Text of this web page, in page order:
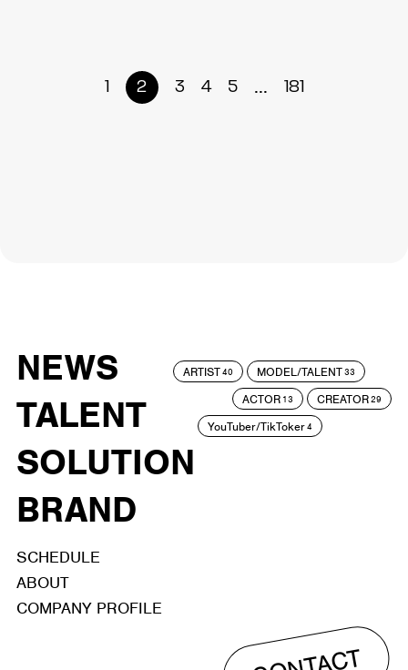
1 2 3 4 5 ... 181
NEWS
TALENT
SOLUTION
BRAND
ARTIST40 MODEL/TALENT33
ACTOR 13 CREATOR29
YouTuber/TikToker4
SCHEDULE
ABOUT
COMPANY PROFILE